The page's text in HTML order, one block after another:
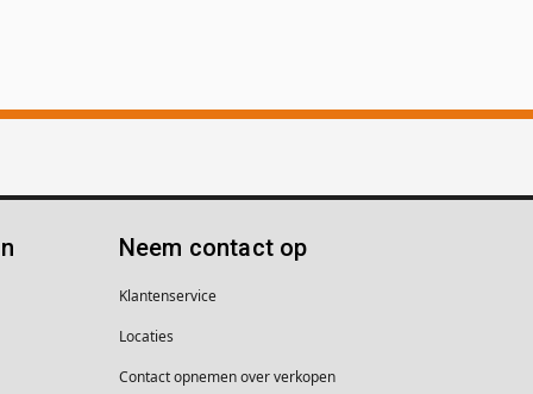
Neem contact op
Klantenservice
Locaties
Contact opnemen over verkopen